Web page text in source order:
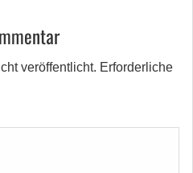
veröffentlicht. Erforderliche